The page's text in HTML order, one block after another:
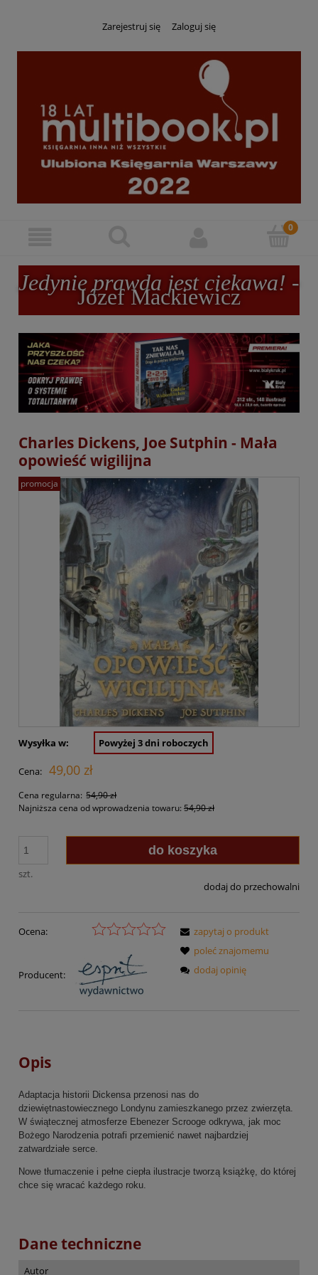
Zarejestruj się Zaloguj się
Jedynie prawda jest ciekawa! -
Józef Mackiewicz
Charles Dickens, Joe Sutphin - Mała
opowieść wigilijna
promocja
Wysyłka w: Powyżej 3 dni roboczych
Cena: 49,00 zł
Cena regularna: 54,90 zł
Najniższa cena od wprowadzenia towaru: 54,90 zł
szt.
do koszyka
dodaj do przechowalni
Ocena:
Producent:
zapytaj o produkt
poleć znajomemu
dodaj opinię
Opis
Adaptacja historii Dickensa przenosi nas do
dziewiętnastowiecznego Londynu zamieszkanego przez zwierzęta.
W świątecznej atmosferze Ebenezer Scrooge odkrywa, jak moc
Bożego Narodzenia potrafi przemienić nawet najbardziej
zatwardziałe serce.
Nowe tłumaczenie i pełne ciepła ilustracje tworzą książkę, do której
chce się wracać każdego roku.
Dane techniczne
Autor